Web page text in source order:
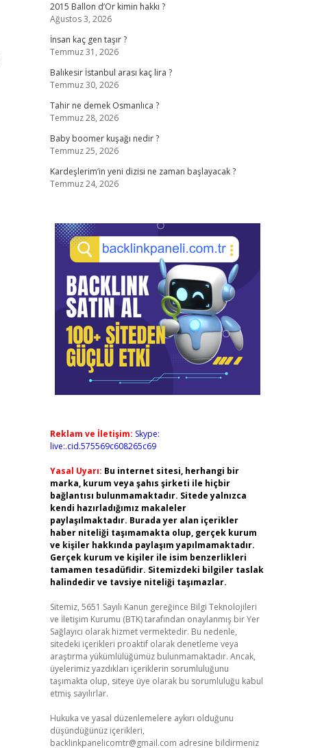
2015 Ballon d’Or kimin hakkı ?
Ağustos 3, 2026
İnsan kaç gen taşır ?
Temmuz 31, 2026
Balıkesir İstanbul arası kaç lira ?
Temmuz 30, 2026
Tahir ne demek Osmanlıca ?
Temmuz 28, 2026
Baby boomer kuşağı nedir ?
Temmuz 25, 2026
Kardeşlerim’in yeni dizisi ne zaman başlayacak ?
Temmuz 24, 2026
Reklam ve İletişim: Skype:
live:.cid.575569c608265c69
Yasal Uyarı: Bu internet sitesi, herhangi bir
marka, kurum veya şahıs şirketi ile hiçbir
bağlantısı bulunmamaktadır. Sitede yalnızca
kendi hazırladığımız makaleler
paylaşılmaktadır. Burada yer alan içerikler
haber niteliği taşımamakta olup, gerçek kurum
ve kişiler hakkında paylaşım yapılmamaktadır.
Gerçek kurum ve kişiler ile isim benzerlikleri
tamamen tesadüfidir. Sitemizdeki bilgiler taslak
halindedir ve tavsiye niteliği taşımazlar.
Sitemiz, 5651 Sayılı Kanun gereğince Bilgi Teknolojileri
ve İletişim Kurumu (BTK) tarafından onaylanmış bir Yer
Sağlayıcı olarak hizmet vermektedir. Bu nedenle,
sitedeki içerikleri proaktif olarak denetleme veya
araştırma yükümlülüğümüz bulunmamaktadır. Ancak,
üyelerimiz yazdıkları içeriklerin sorumluluğunu
taşımakta olup, siteye üye olarak bu sorumluluğu kabul
etmiş sayılırlar.
Hukuka ve yasal düzenlemelere aykırı olduğunu
düşündüğünüz içerikleri,
backlinkpanelicomtr@gmail.com adresine bildirmeniz